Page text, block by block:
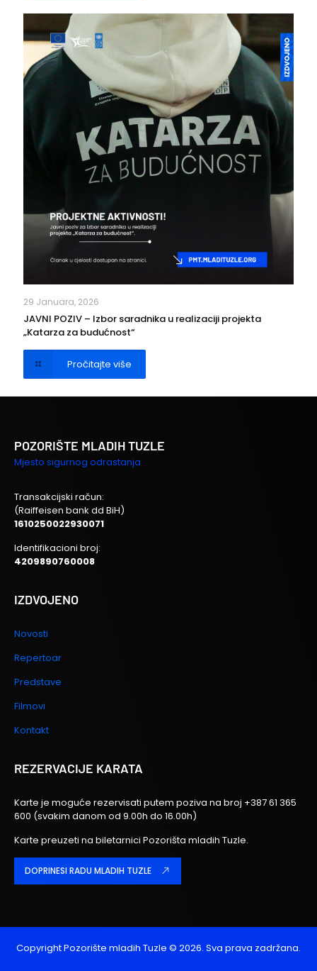
29 Januara, 2026
JAVNI POZIV – Izbor saradnika u realizaciji projekta
„Katarza za budućnost“
Pročitajte više
POZORIŠTE MLADIH TUZLE
Mjesto sigurnog odrastanja
Transakcijski račun:
(Raiffeisen bank dd BiH)
1610250022930071
Identifikacioni broj:
4209890760008
IZDVOJENO
Novosti
Repertoar
Predstave
Filmovi
Kontakt
REZERVACIJE KARATA
Karte je moguće rezervisati putem poziva na broj +387 61 365
600 (svakim danom od 9.00h do 16.00h)
Karte preuzeti na biletarnici Pozorišta mladih Tuzle.
DOPRINESI RADU MLADIH TUZLE
CopyrightPozorište mladih Tuzle © 2026. Sva prava zadržana.